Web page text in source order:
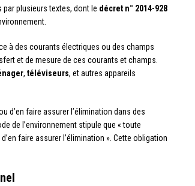
par plusieurs textes, dont le décret n° 2014-928
à des courants électriques ou des champs
et de mesure de ces courants et champs.
, téléviseurs, et autres appareils
d’en faire assurer l’élimination dans des
de l’environnement stipule que « toute
faire assurer l’élimination ». Cette obligation